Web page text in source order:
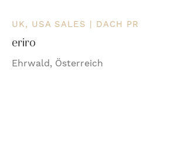
UK, USA SALES | DACH PR
eriro
Ehrwald, Österreich